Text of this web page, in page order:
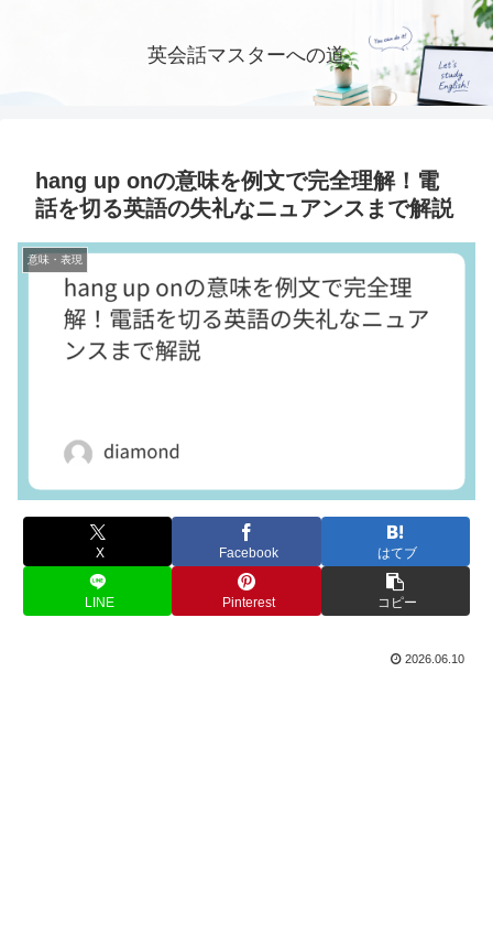
英会話マスターへの道
hang up onの意味を例文で完全理解！電
話を切る英語の失礼なニュアンスまで解説
意味・表現
X Facebook はてブ
LINE Pinterest コピー
2026.06.10